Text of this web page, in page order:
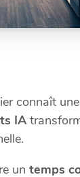
connaît
IA
un temps